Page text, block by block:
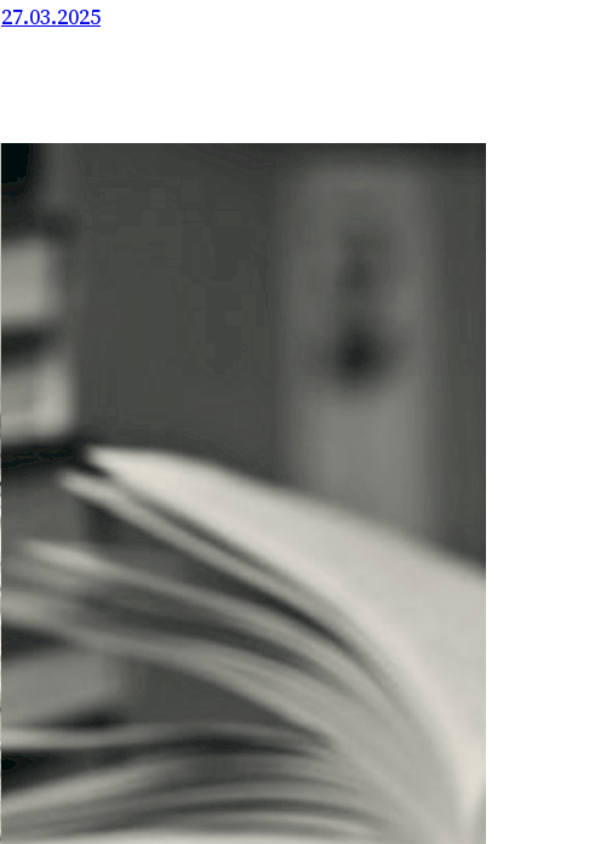
27.03.2025